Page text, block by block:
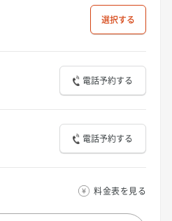
選択
電話予約する
電話予約する
料金表を見る